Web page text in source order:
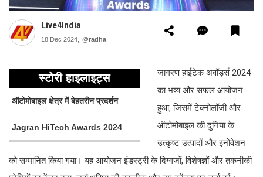
Live4India
18 Dec 2024, @radha
स्टोरी हाइलाइट्स
ऑटोमोबाइल क्षेत्र में बेहतरीन प्रदर्शन
Jagran HiTech Awards 2024
जागरण हाईटेक अवॉर्ड्स 2024
का भव्य और सफल आयोजन
हुआ, जिसमें टेक्नोलॉजी और
ऑटोमोबाइल की दुनिया के
उत्कृष्ट उत्पादों और इनोवेशन
को सम्मानित किया गया। यह आयोजन इंडस्ट्री के दिग्गजों, विशेषज्ञों और तकनीकी